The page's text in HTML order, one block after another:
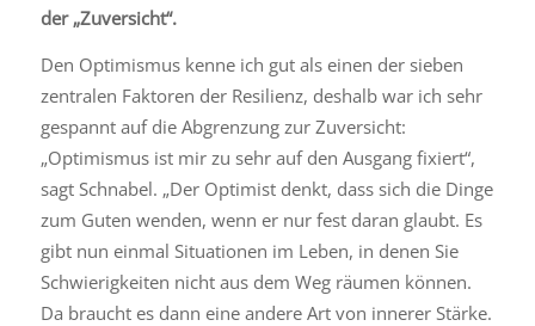
der „Zuversicht“.
Den Optimismus kenne ich gut als einen der sieben
zentralen Faktoren der Resilienz, deshalb war ich sehr
gespannt auf die Abgrenzung zur Zuversicht:
„Optimismus ist mir zu sehr auf den Ausgang fixiert“,
sagt Schnabel. „Der Optimist denkt, dass sich die Dinge
zum Guten wenden, wenn er nur fest daran glaubt. Es
gibt nun einmal Situationen im Leben, in denen Sie
Schwierigkeiten nicht aus dem Weg räumen können.
Da braucht es dann eine andere Art von innerer Stärke.